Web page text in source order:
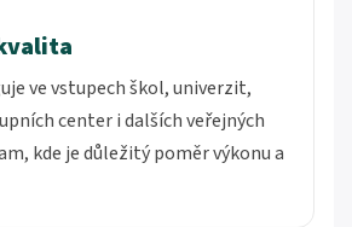
ve vstupech škol, univerzit,
center i dalších veřejných
kde je důležitý poměr výkonu a